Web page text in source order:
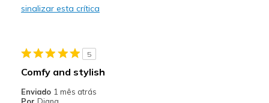
Golfing
Width
sinalizar esta crítica
5
Comfy and stylish
Enviado 1 mês atrás
Por Diana